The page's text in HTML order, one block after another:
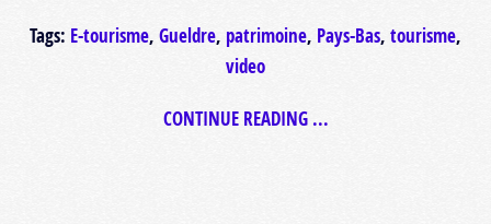
Tags: E-tourisme, Gueldre, patrimoine, Pays-Bas, tourisme,
video
CONTINUE READING ...